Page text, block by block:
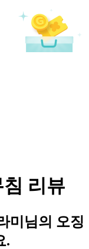
리뷰
미님의 오징
.